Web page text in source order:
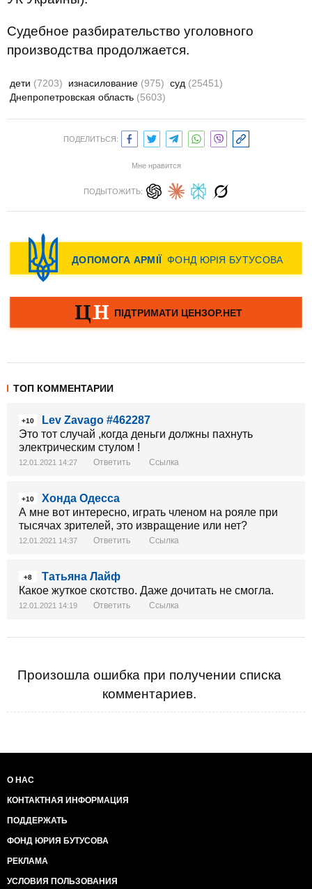
Судебное разбирательство уголовного
производства продолжается.
дети (7203) изнасилование (975) суд (25451)
Днепропетровская область (5603)
ПОДЕЛИТЬСЯ:
Мне нравится
ПОДЫТОЖИТЬ:
ТОП КОММЕНТАРИИ
+10
Lev Zavago #462287
Это тот случай ,когда деньги должны пахнуть
электрическим стулом !
12.01.2021 14:27 Ответить Ссылка
+10
Хонда Одесса
А мне вот интересно, играть членом на рояле при
тысячах зрителей, это извращение или нет?
12.01.2021 14:37 Ответить Ссылка
+8
Татьяна Лайф
Какое жуткое скотство. Даже дочитать не смогла.
12.01.2021 14:19 Ответить Ссылка
Произошла ошибка при получении списка
комментариев.
О НАС
КОНТАКТНАЯ ИНФОРМАЦИЯ
ПОДДЕРЖАТЬ
ФОНД ЮРИЯ БУТУСОВА
РЕКЛАМА
УСЛОВИЯ ПОЛЬЗОВАНИЯ